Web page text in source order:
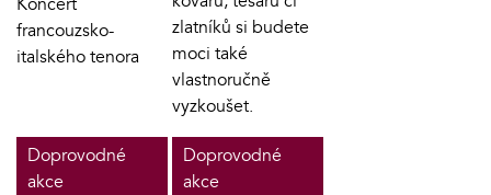
francouzsko-
italského tenora
zlatníků si budete
moci také
vlastnoručně
vyzkoušet.
Doprovodné
akce
Doprovodné
akce